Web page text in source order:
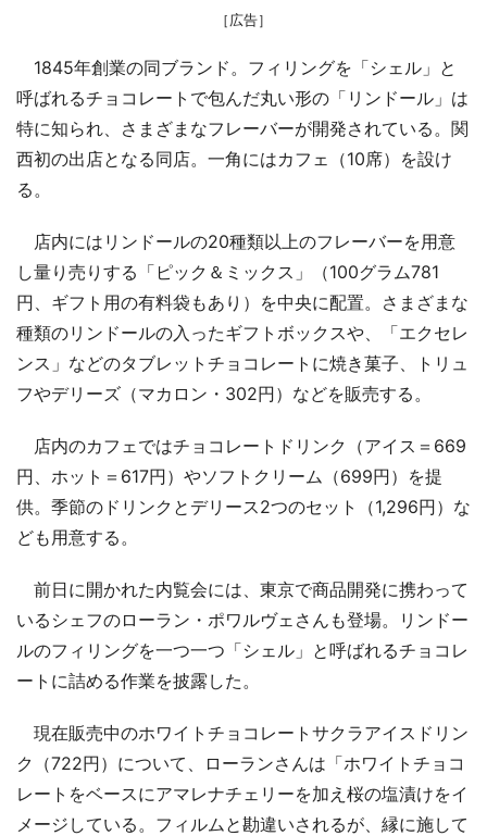
［広告］
1845年創業の同ブランド。フィリングを「シェル」と
呼ばれるチョコレートで包んだ丸い形の「リンドール」は
特に知られ、さまざまなフレーバーが開発されている。関
西初の出店となる同店。一角にはカフェ（10席）を設け
る。
店内にはリンドールの20種類以上のフレーバーを用意
し量り売りする「ピック＆ミックス」（100グラム781
円、ギフト用の有料袋もあり）を中央に配置。さまざまな
種類のリンドールの入ったギフトボックスや、「エクセレ
ンス」などのタブレットチョコレートに焼き菓子、トリュ
フやデリーズ（マカロン・302円）などを販売する。
店内のカフェではチョコレートドリンク（アイス＝669
円、ホット＝617円）やソフトクリーム（699円）を提
供。季節のドリンクとデリース2つのセット（1,296円）な
ども用意する。
前日に開かれた内覧会には、東京で商品開発に携わって
いるシェフのローラン・ポワルヴェさんも登場。リンドー
ルのフィリングを一つ一つ「シェル」と呼ばれるチョコレ
ートに詰める作業を披露した。
現在販売中のホワイトチョコレートサクラアイスドリン
ク（722円）について、ローランさんは「ホワイトチョコ
レートをベースにアマレナチェリーを加え桜の塩漬けをイ
メージしている。フィルムと勘違いされるが、縁に施して